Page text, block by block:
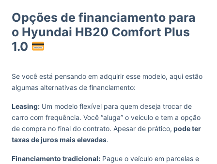
Opções de financiamento para
o Hyundai HB20 Comfort Plus
1.0
Se você está pensando em adquirir esse modelo, aqui estão
algumas alternativas de financiamento:
Leasing: Um modelo flexível para quem deseja trocar de
carro com frequência. Você “aluga” o veículo e tem a opção
de compra no final do contrato. Apesar de prático, pode ter
taxas de juros mais elevadas.
Financiamento tradicional: Pague o veículo em parcelas e